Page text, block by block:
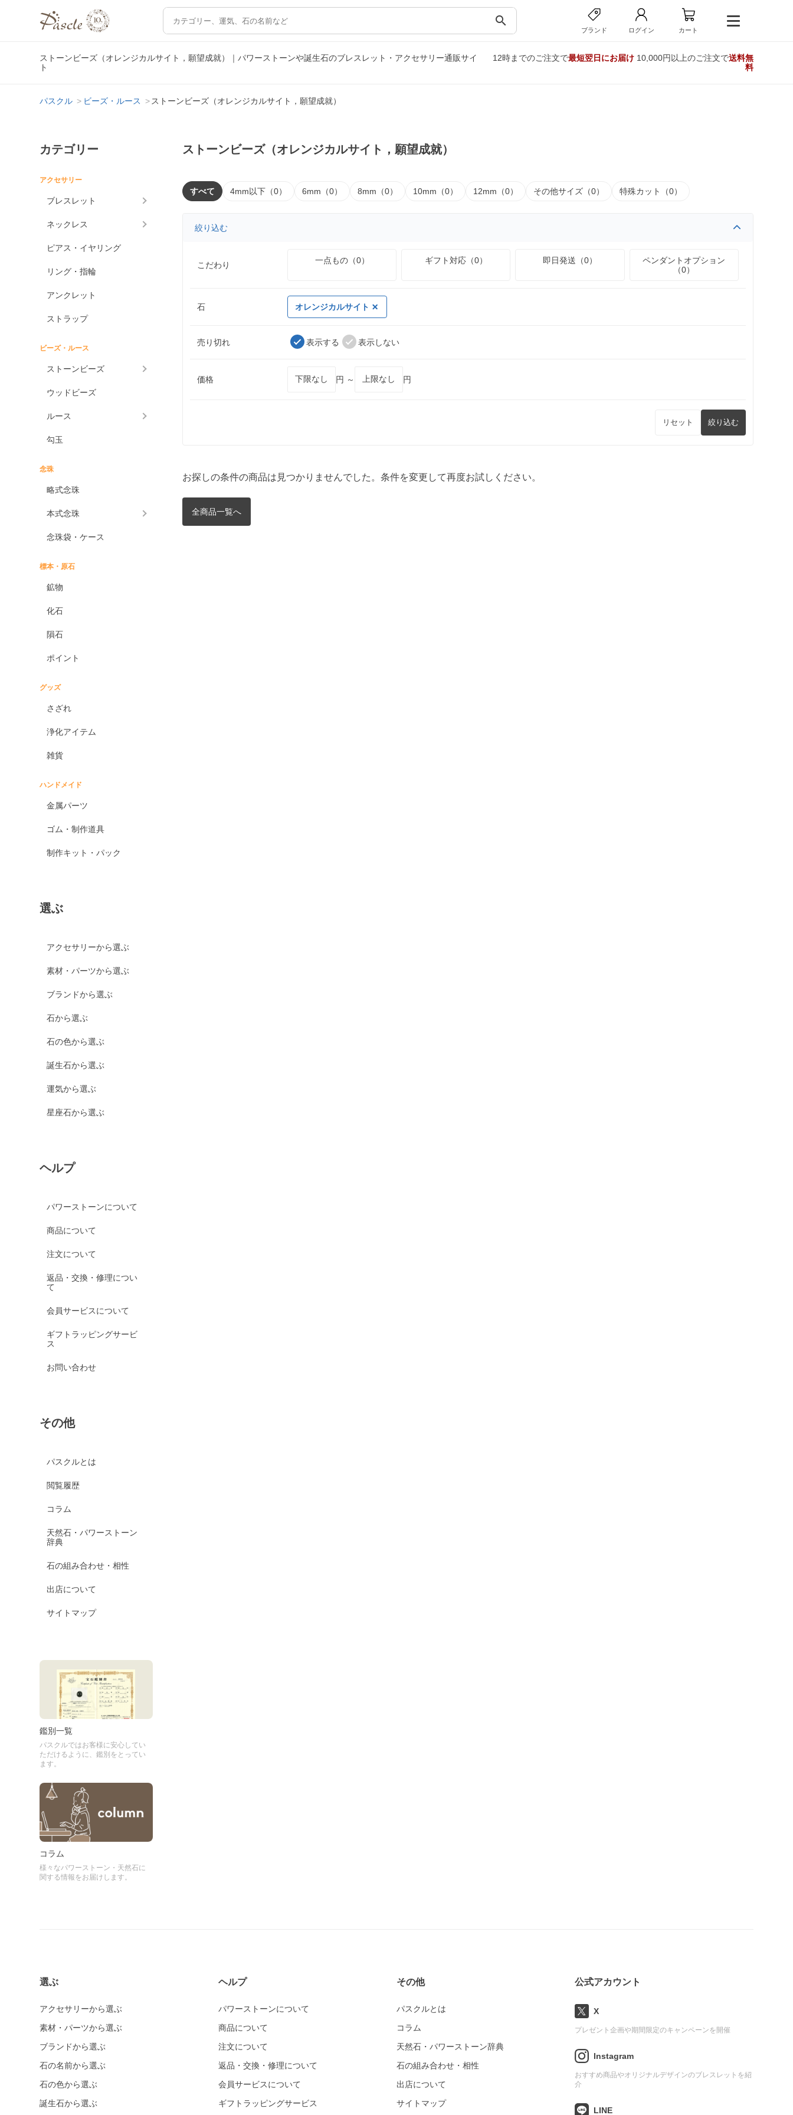
search
ブランド ログイン カート
ストーンビーズ（オレンジカルサイト，願望成就）｜パワーストーンや誕生石のブレスレット・アクセサリー通販サイ
ト
12時までのご注文で最短翌日にお届け10,000円以上のご注文で送料無
料
パスクル ビーズ・ルース ストーンビーズ（オレンジカルサイト，願望成就）
カテゴリー
アクセサリー
ブレスレット
ネックレス
ピアス・イヤリング
リング・指輪
アンクレット
ストラップ
ビーズ・ルース
ストーンビーズ
ウッドビーズ
ルース
勾玉
念珠
略式念珠
本式念珠
念珠袋・ケース
標本・原石
鉱物
化石
隕石
ポイント
グッズ
さざれ
浄化アイテム
雑貨
ハンドメイド
金属パーツ
ゴム・制作道具
制作キット・パック
選ぶ
アクセサリーから選ぶ
素材・パーツから選ぶ
ブランドから選ぶ
石から選ぶ
石の色から選ぶ
誕生石から選ぶ
運気から選ぶ
星座石から選ぶ
ヘルプ
パワーストーンについて
商品について
注文について
返品・交換・修理につい
て
会員サービスについて
ギフトラッピングサービ
ス
お問い合わせ
その他
パスクルとは
閲覧履歴
コラム
天然石・パワーストーン
辞典
石の組み合わせ・相性
出店について
サイトマップ
鑑別一覧
パスクルではお客様に安心してい
ただけるように、鑑別をとってい
ます。
コラム
様々なパワーストーン・天然石に
関する情報をお届けします。
ストーンビーズ（オレンジカルサイト，願望成就）
すべて 4mm以下（0） 6mm（0） 8mm（0） 10mm（0） 12mm（0） その他サイズ（0） 特殊カット（0）
絞り込む
こだわり 一点もの（0） ギフト対応（0） 即日発送（0）
ペンダントオプション
（0）
石 オレンジカルサイト
売り切れ 表示する 表示しない
価格 円 ～ 円
リセット 絞り込む
お探しの条件の商品は見つかりませんでした。条件を変更して再度お試しください。
全商品一覧へ
選ぶ
アクセサリーから選ぶ
素材・パーツから選ぶ
ブランドから選ぶ
石の名前から選ぶ
石の色から選ぶ
誕生石から選ぶ
ヘルプ
パワーストーンについて
商品について
注文について
返品・交換・修理について
会員サービスについて
ギフトラッピングサービス
その他
パスクルとは
コラム
天然石・パワーストーン辞典
石の組み合わせ・相性
出店について
サイトマップ
公式アカウント
X
プレゼント企画や期間限定のキャンペーンを開催
Instagram
おすすめ商品やオリジナルデザインのブレスレットを紹
介
LINE